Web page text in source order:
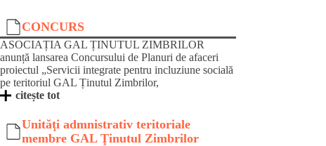
CONCURS
ASOCIAȚIA GAL ȚINUTUL ZIMBRILOR
anunță lansarea Concursului de Planuri de afaceri
proiectul „Servicii integrate pentru incluziune socială
pe teritoriul GAL Ținutul Zimbrilor,
citește tot
Unităţi admnistrativ teritoriale
membre GAL Ţinutul Zimbrilor